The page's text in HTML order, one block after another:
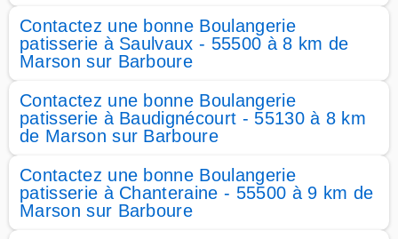
Contactez une bonne Boulangerie
patisserie à Saulvaux - 55500 à 8 km de
Marson sur Barboure
Contactez une bonne Boulangerie
patisserie à Baudignécourt - 55130 à 8 km
de Marson sur Barboure
Contactez une bonne Boulangerie
patisserie à Chanteraine - 55500 à 9 km de
Marson sur Barboure